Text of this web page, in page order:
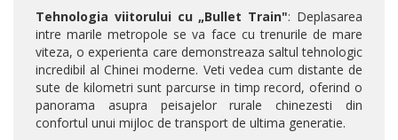
Tehnologia viitorului cu „Bullet Train": Deplasarea
intre marile metropole se va face cu trenurile de mare
viteza, o experienta care demonstreaza saltul tehnologic
incredibil al Chinei moderne. Veti vedea cum distante de
sute de kilometri sunt parcurse in timp record, oferind o
panorama asupra peisajelor rurale chinezesti din
confortul unui mijloc de transport de ultima generatie.